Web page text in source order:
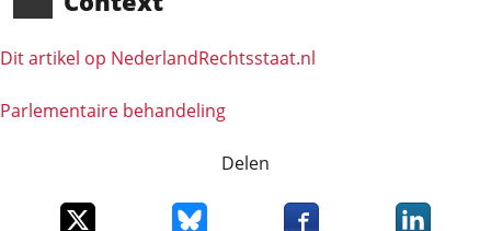
Dit artikel op NederlandRechts­staat.nl
Parlementaire behandeling
Delen
Deel dit item op XDeel dit item op Bluesky
Deel dit item opDeel dit